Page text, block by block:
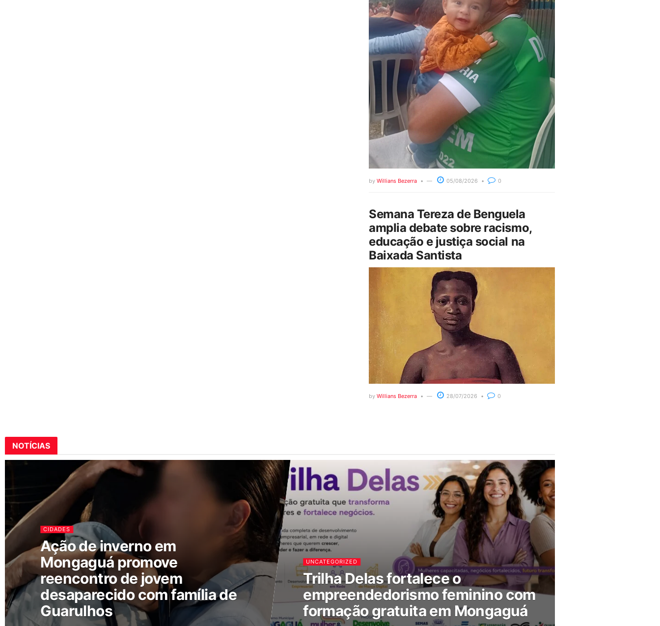
by Willians Bezerra 05/08/2026 0
Semana Tereza de Benguela
amplia debate sobre racismo,
educação e justiça social na
Baixada Santista
by Willians Bezerra 28/07/2026 0
NOTÍCIAS
CIDADES
Ação de inverno em
Mongaguá promove
reencontro de jovem
desaparecido com família de
Guarulhos
UNCATEGORIZED
Trilha Delas fortalece o
empreendedorismo feminino com
formação gratuita em Mongaguá